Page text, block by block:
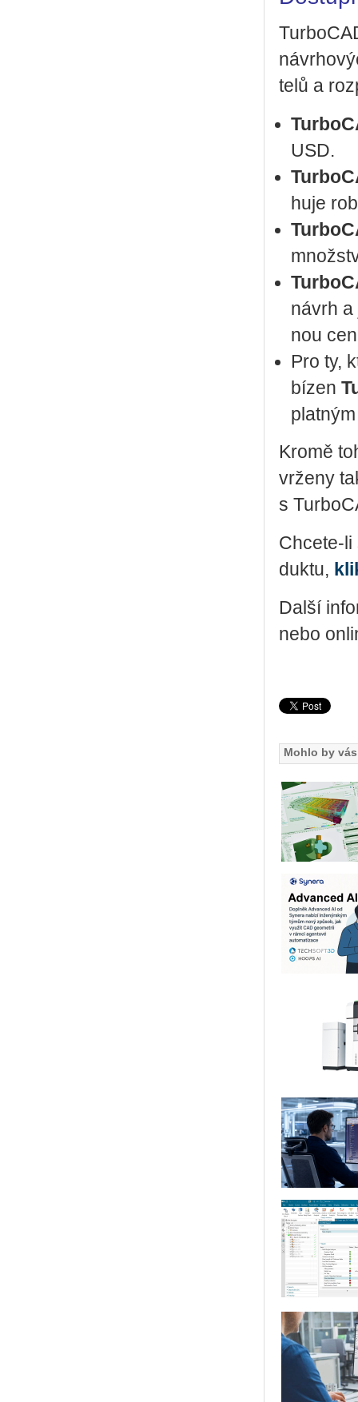
te­lů a
USD.
hu­je
návrh
nou
Pro ty,
bí­zen
Kromě
vr­že­ny
s
Chce­te-
duk­tu,
Další
nebo
Mohlo by